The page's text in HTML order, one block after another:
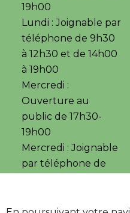
19h00
Lundi : Joignable par
téléphone de 9h30
à 12h30 et de 14h00
à 19h00
Mercredi :
Ouverture au
public de 17h30-
19h00
Mercredi : Joignable
par téléphone de
•